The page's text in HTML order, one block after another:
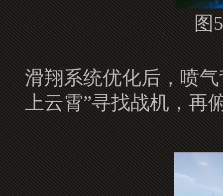
图
滑翔系统优化后，喷
上云霄”寻找战机，再